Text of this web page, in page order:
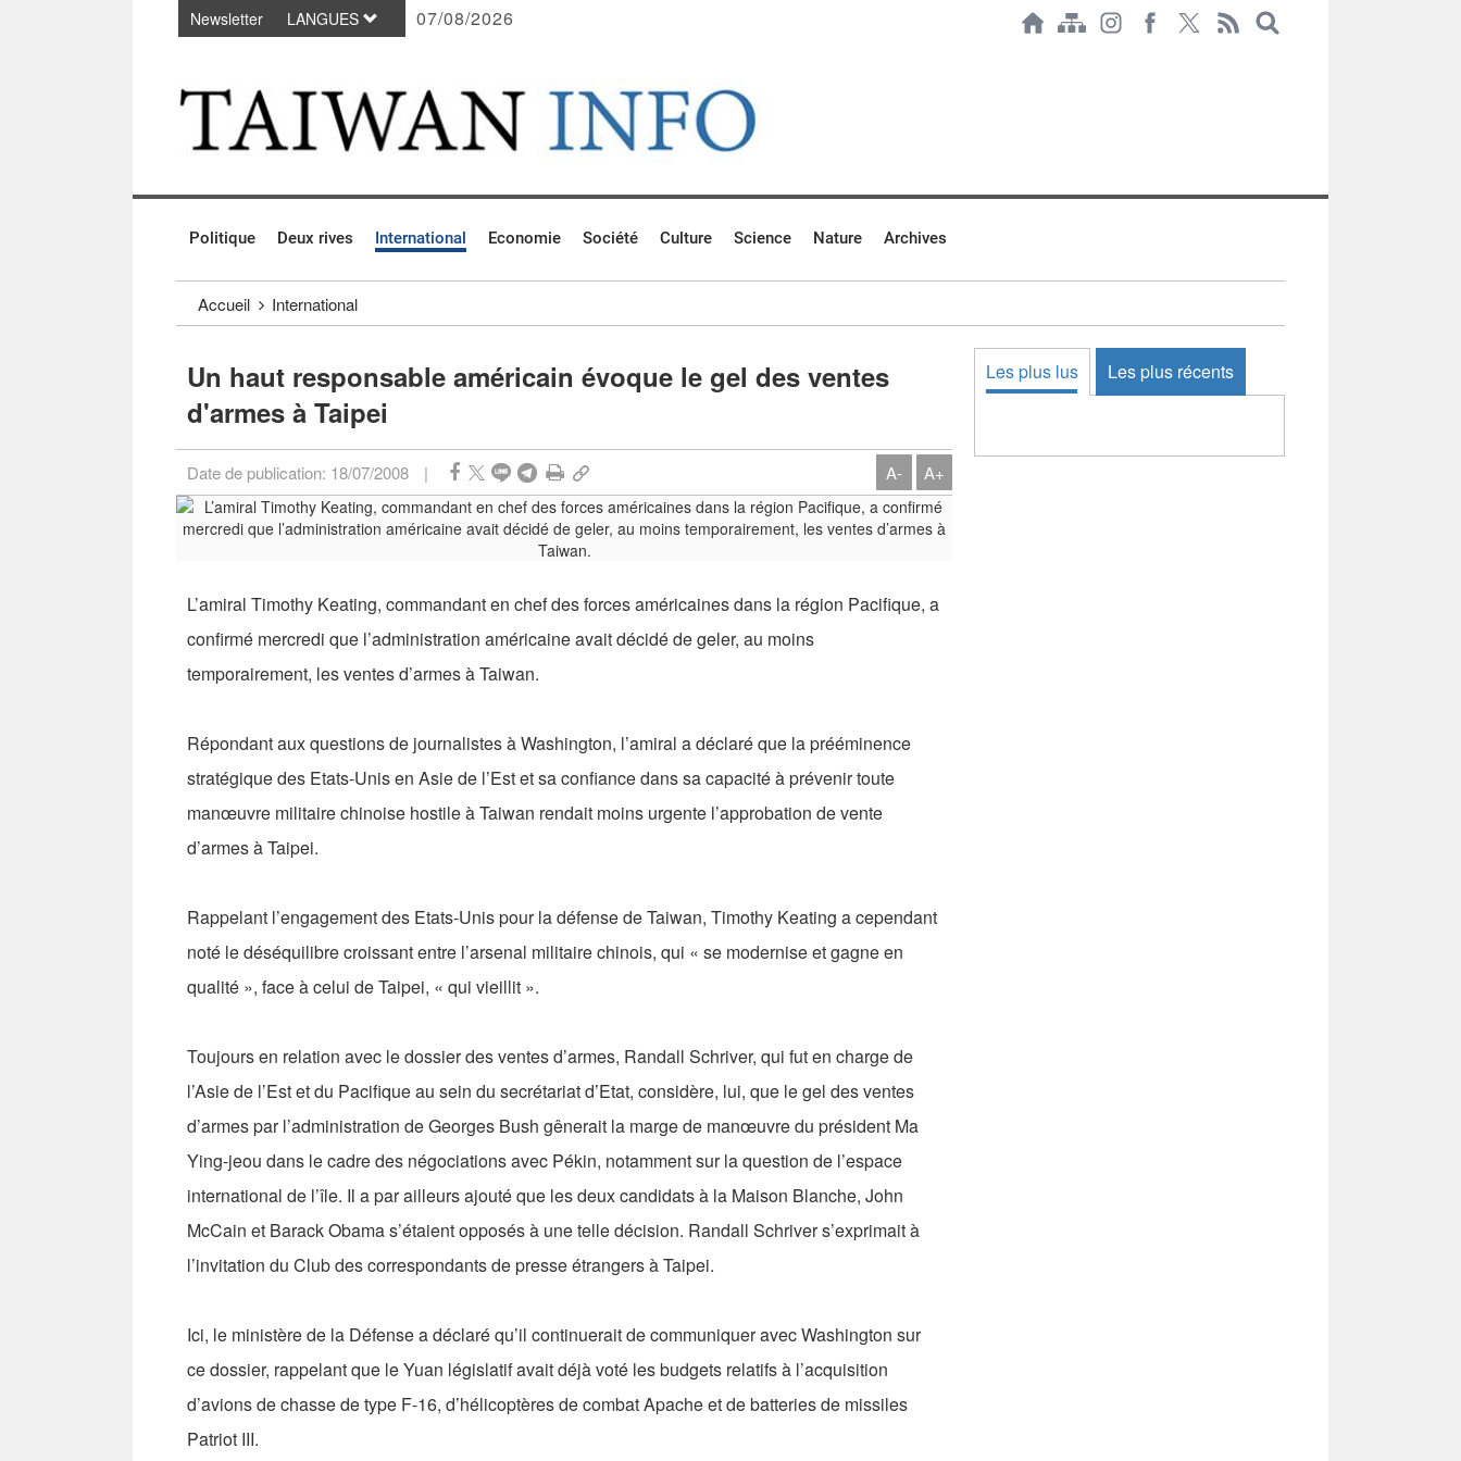
Passer au contenu principal
Newsletter LANGUES 07/08/2026
Politique Deux rives International Economie Société Culture Science Nature Archives
Accueil International
Un haut responsable américain évoque le gel des ventes
d'armes à Taipei
Date de publication: 18/07/2008 | A- A+
L’amiral Timothy Keating, commandant en chef des forces américaines dans la région Pacifique, a
confirmé mercredi que l’administration américaine avait décidé de geler, au moins
temporairement, les ventes d’armes à Taiwan.
Répondant aux questions de journalistes à Washington, l’amiral a déclaré que la prééminence
stratégique des Etats-Unis en Asie de l’Est et sa confiance dans sa capacité à prévenir toute
manœuvre militaire chinoise hostile à Taiwan rendait moins urgente l’approbation de vente
d’armes à Taipei.
Rappelant l’engagement des Etats-Unis pour la défense de Taiwan, Timothy Keating a cependant
noté le déséquilibre croissant entre l’arsenal militaire chinois, qui « se modernise et gagne en
qualité », face à celui de Taipei, « qui vieillit ».
Toujours en relation avec le dossier des ventes d’armes, Randall Schriver, qui fut en charge de
l’Asie de l’Est et du Pacifique au sein du secrétariat d’Etat, considère, lui, que le gel des ventes
d’armes par l’administration de Georges Bush gênerait la marge de manœuvre du président Ma
Ying-jeou dans le cadre des négociations avec Pékin, notamment sur la question de l’espace
international de l’île. Il a par ailleurs ajouté que les deux candidats à la Maison Blanche, John
McCain et Barack Obama s’étaient opposés à une telle décision. Randall Schriver s’exprimait à
l’invitation du Club des correspondants de presse étrangers à Taipei.
Ici, le ministère de la Défense a déclaré qu’il continuerait de communiquer avec Washington sur
ce dossier, rappelant que le Yuan législatif avait déjà voté les budgets relatifs à l’acquisition
d’avions de chasse de type F-16, d’hélicoptères de combat Apache et de batteries de missiles
Patriot III.
Les plus lus Les plus récents